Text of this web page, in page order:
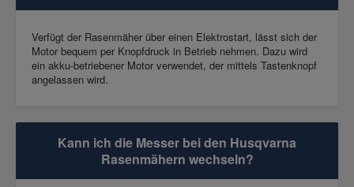
Verfügt der Rasenmäher über einen Elektrostart, lässt sich der
Motor bequem per Knopfdruck in Betrieb nehmen. Dazu wird
ein akku-betriebener Motor verwendet, der mittels Tastenknopf
angelassen wird.
Kann ich die Messer bei den Husqvarna
Rasenmähern wechseln?